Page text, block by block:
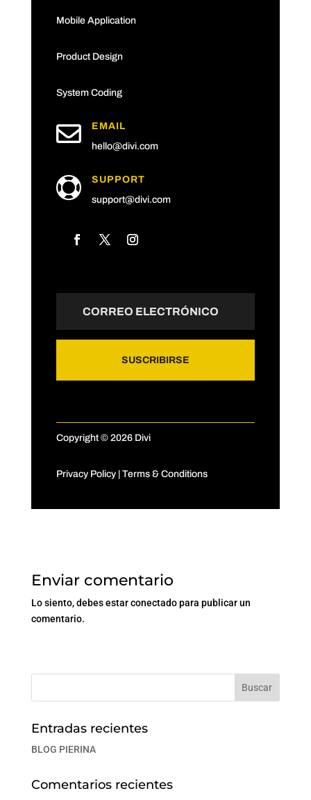
Mobile Application
Product Design
System Coding

EMAIL
hello@divi.com

SUPPORT
support@divi.com
SUSCRIBIRSE
Copyright © 2026 Divi
Privacy Policy| Terms & Conditions
Enviar comentario
Lo siento, debes estarconectadopara publicar un
comentario.
Entradas recientes
BLOG PIERINA
Comentarios recientes